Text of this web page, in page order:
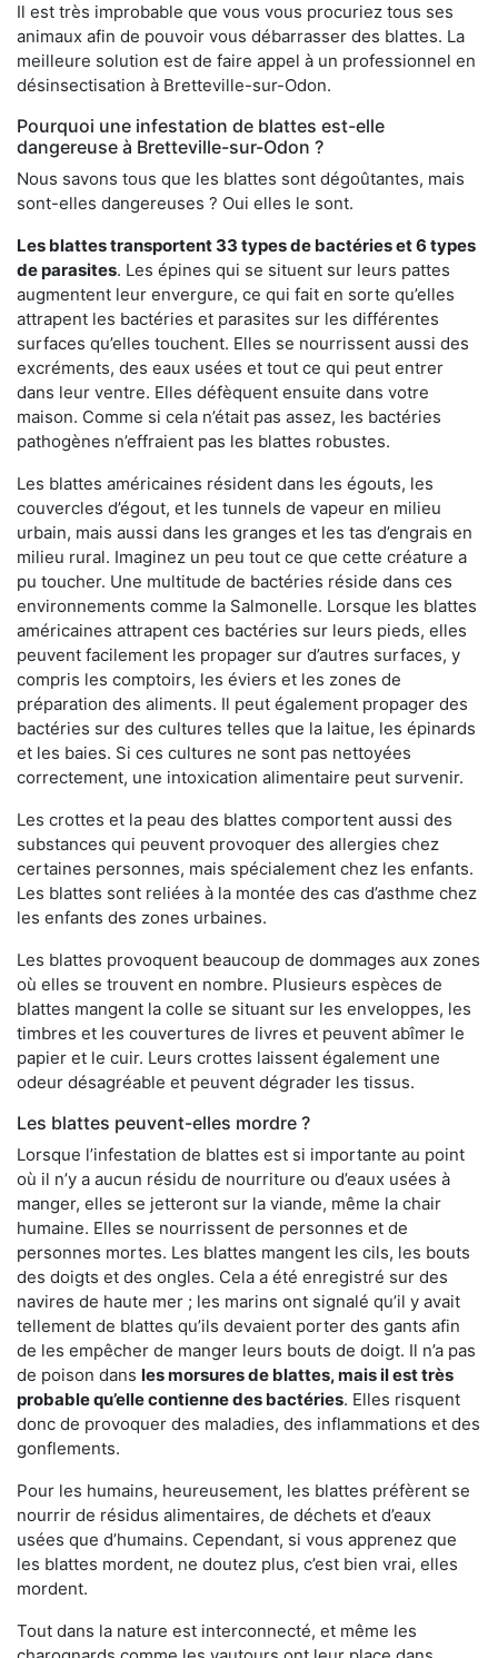
Il est très improbable que vous vous procuriez tous ses
animaux afin de pouvoir vous débarrasser des blattes. La
meilleure solution est de faire appel à un professionnel en
désinsectisation à Bretteville-sur-Odon.
Pourquoi une infestation de blattes est-elle
dangereuse à Bretteville-sur-Odon ?
Nous savons tous que les blattes sont dégoûtantes, mais
sont-elles dangereuses ? Oui elles le sont.
Les blattes transportent 33 types de bactéries et 6 types
de parasites. Les épines qui se situent sur leurs pattes
augmentent leur envergure, ce qui fait en sorte qu’elles
attrapent les bactéries et parasites sur les différentes
surfaces qu’elles touchent. Elles se nourrissent aussi des
excréments, des eaux usées et tout ce qui peut entrer
dans leur ventre. Elles défèquent ensuite dans votre
maison. Comme si cela n’était pas assez, les bactéries
pathogènes n’effraient pas les blattes robustes.
Les blattes américaines résident dans les égouts, les
couvercles d’égout, et les tunnels de vapeur en milieu
urbain, mais aussi dans les granges et les tas d’engrais en
milieu rural. Imaginez un peu tout ce que cette créature a
pu toucher. Une multitude de bactéries réside dans ces
environnements comme la Salmonelle. Lorsque les blattes
américaines attrapent ces bactéries sur leurs pieds, elles
peuvent facilement les propager sur d’autres surfaces, y
compris les comptoirs, les éviers et les zones de
préparation des aliments. Il peut également propager des
bactéries sur des cultures telles que la laitue, les épinards
et les baies. Si ces cultures ne sont pas nettoyées
correctement, une intoxication alimentaire peut survenir.
Les crottes et la peau des blattes comportent aussi des
substances qui peuvent provoquer des allergies chez
certaines personnes, mais spécialement chez les enfants.
Les blattes sont reliées à la montée des cas d’asthme chez
les enfants des zones urbaines.
Les blattes provoquent beaucoup de dommages aux zones
où elles se trouvent en nombre. Plusieurs espèces de
blattes mangent la colle se situant sur les enveloppes, les
timbres et les couvertures de livres et peuvent abîmer le
papier et le cuir. Leurs crottes laissent également une
odeur désagréable et peuvent dégrader les tissus.
Les blattes peuvent-elles mordre ?
Lorsque l’infestation de blattes est si importante au point
où il n’y a aucun résidu de nourriture ou d’eaux usées à
manger, elles se jetteront sur la viande, même la chair
humaine. Elles se nourrissent de personnes et de
personnes mortes. Les blattes mangent les cils, les bouts
des doigts et des ongles. Cela a été enregistré sur des
navires de haute mer ; les marins ont signalé qu’il y avait
tellement de blattes qu’ils devaient porter des gants afin
de les empêcher de manger leurs bouts de doigt. Il n’a pas
de poison dans les morsures de blattes, mais il est très
probable qu’elle contienne des bactéries. Elles risquent
donc de provoquer des maladies, des inflammations et des
gonflements.
Pour les humains, heureusement, les blattes préfèrent se
nourrir de résidus alimentaires, de déchets et d’eaux
usées que d’humains. Cependant, si vous apprenez que
les blattes mordent, ne doutez plus, c’est bien vrai, elles
mordent.
Tout dans la nature est interconnecté, et même les